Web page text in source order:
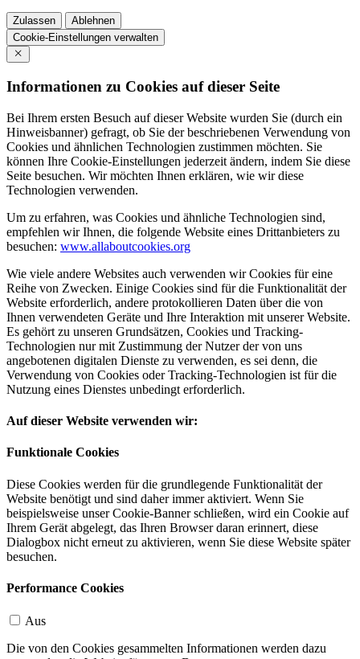
Zulassen
Ablehnen
Cookie-Einstellungen verwalten
Informationen zu Cookies auf dieser Seite
Bei Ihrem ersten Besuch auf dieser Website wurden Sie (durch ein
Hinweisbanner) gefragt, ob Sie der beschriebenen Verwendung von
Cookies und ähnlichen Technologien zustimmen möchten. Sie
können Ihre Cookie-Einstellungen jederzeit ändern, indem Sie diese
Seite besuchen. Wir möchten Ihnen erklären, wie wir diese
Technologien verwenden.
Um zu erfahren, was Cookies und ähnliche Technologien sind,
empfehlen wir Ihnen, die folgende Website eines Drittanbieters zu
besuchen: www.allaboutcookies.org
Wie viele andere Websites auch verwenden wir Cookies für eine
Reihe von Zwecken. Einige Cookies sind für die Funktionalität der
Website erforderlich, andere protokollieren Daten über die von
Ihnen verwendeten Geräte und Ihre Interaktion mit unserer Website.
Es gehört zu unseren Grundsätzen, Cookies und Tracking-
Technologien nur mit Zustimmung der Nutzer der von uns
angebotenen digitalen Dienste zu verwenden, es sei denn, die
Verwendung von Cookies oder Tracking-Technologien ist für die
Nutzung eines Dienstes unbedingt erforderlich.
Auf dieser Website verwenden wir:
Funktionale Cookies
Diese Cookies werden für die grundlegende Funktionalität der
Website benötigt und sind daher immer aktiviert. Wenn Sie
beispielsweise unser Cookie-Banner schließen, wird ein Cookie auf
Ihrem Gerät abgelegt, das Ihren Browser daran erinnert, diese
Dialogbox nicht erneut zu aktivieren, wenn Sie diese Website später
besuchen.
Performance Cookies
Aus
Die von den Cookies gesammelten Informationen werden dazu